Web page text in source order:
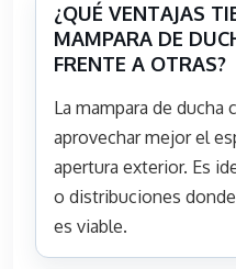
¿QUÉ VENTAJAS
MAMPARA DE
FRENTE A OTRAS?
La mampara de ducha
aprovechar mejor el
apertura exterior. Es
o distribuciones
es viable.